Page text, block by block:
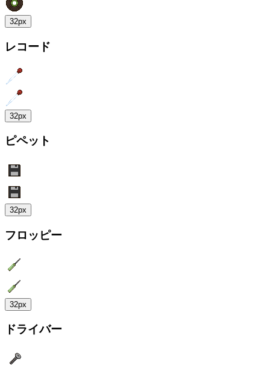
32px
レコード
32px
ピペット
32px
フロッピー
32px
ドライバー